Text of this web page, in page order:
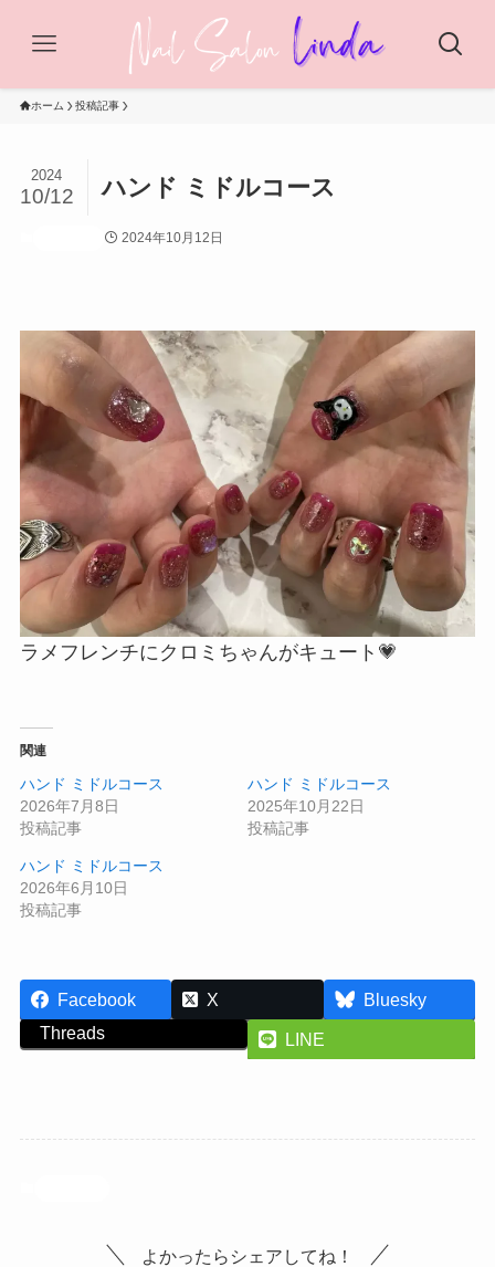
ホーム 投稿記事
ハンド ミドルコース
2024
10/12
2024年10月12日
ラメフレンチにクロミちゃんがキュート💗
関連
ハンド ミドルコース
2026年7月8日
投稿記事
ハンド ミドルコース
2025年10月22日
投稿記事
ハンド ミドルコース
2026年6月10日
投稿記事
Facebook X
Bluesky
Threads
LINE
よかったらシェアしてね！